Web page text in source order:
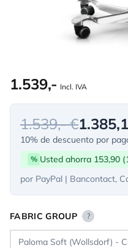
1.539,- Incl. IVA
1.539,- €
10% de descuento por
% Usted ahorra 153,90
por PayPal | Bancontact,
FABRIC GROUP ?